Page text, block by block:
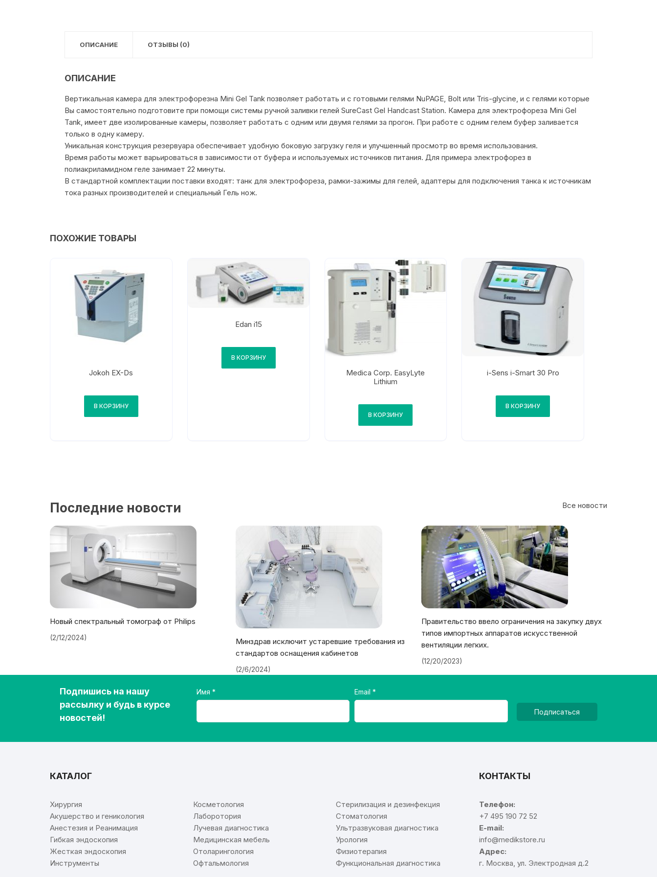
ОПИСАНИЕ ОТЗЫВЫ (0)
ОПИСАНИЕ
Вертикальная камера для электрофорезна Mini Gel Tank позволяет работать и с готовыми гелями NuPAGE, Bolt или Tris-glycine, и с гелями которые
Вы самостоятельно подготовите при помощи системы ручной заливки гелей SureCast Gel Handcast Station. Камера для электрофореза Mini Gel
Tank, имеет две изолированные камеры, позволяет работать с одним или двумя гелями за прогон. При работе с одним гелем буфер заливается
только в одну камеру.
Уникальная конструкция резервуара обеспечивает удобную боковую загрузку геля и улучшенный просмотр во время использования.
Время работы может варьироваться в зависимости от буфера и используемых источников питания. Для примера электрофорез в
полиакриламидном геле занимает 22 минуты.
В стандартной комплектации поставки входят: танк для электрофореза, рамки-зажимы для гелей, адаптеры для подключения танка к источникам
тока разных производителей и специальный Гель нож.
ПОХОЖИЕ ТОВАРЫ
Jokoh EX-Ds
В КОРЗИНУ
Edan i15
В КОРЗИНУ
Medica Corp. EasyLyte
Lithium
В КОРЗИНУ
i-Sens i-Smart 30 Pro
В КОРЗИНУ
Все новости
Последние новости
Новый спектральный томограф от Philips
(2/12/2024)
Минздрав исключит устаревшие требования из
стандартов оснащения кабинетов
(2/6/2024)
Правительство ввело ограничения на закупку двух
типов импортных аппаратов искусственной
вентиляции легких.
(12/20/2023)
Подпишись на нашу
рассылку и будь в курсе
новостей!
Имя Email
Подписаться
КАТАЛОГ
Хирургия
Акушерство и геникология
Анестезия и Реанимация
Гибкая эндоскопия
Жесткая эндоскопия
Инструменты
Косметология
Лаборотория
Лучевая диагностика
Медицинская мебель
Отоларингология
Офтальмология
Стерилизация и дезинфекция
Стоматология
Ультразвуковая диагностика
Урология
Физиотерапия
Функциональная диагностика
КОНТАКТЫ
Телефон:
+7 495 190 72 52
E-mail:
info@medikstore.ru
Адрес:
г. Москва, ул. Электродная д.2